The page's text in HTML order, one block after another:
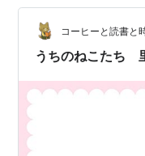
毎月の写真を見てい
なぁと思います。 そ
を見るととても嬉し
コーヒーと読書と
うちのねこたち